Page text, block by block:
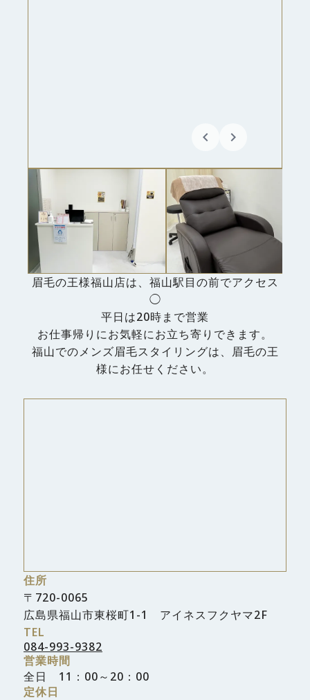
keyboard_arrow_left keyboard_arrow_right
眉毛の王様福山店は、福山駅目の前でアクセス
◯
平日は20時まで営業
お仕事帰りにお気軽にお立ち寄りできます。
福山でのメンズ眉毛スタイリングは、眉毛の王
様にお任せください。
住所
〒720-0065
広島県福山市東桜町1-1 アイネスフクヤマ2F
TEL
084-993-9382
営業時間
全日 11：00～20：00
定休日